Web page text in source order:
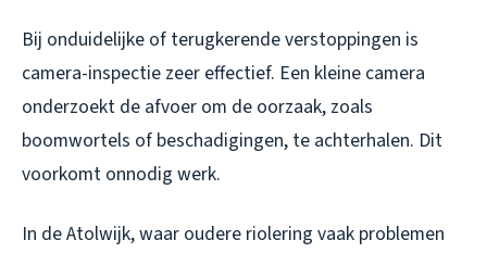
Bij onduidelijke of terugkerende verstoppingen is
camera-inspectie zeer effectief. Een kleine camera
onderzoekt de afvoer om de oorzaak, zoals
boomwortels of beschadigingen, te achterhalen. Dit
voorkomt onnodig werk.
In de Atolwijk, waar oudere riolering vaak problemen